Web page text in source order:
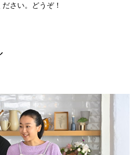
さい。どうぞ！